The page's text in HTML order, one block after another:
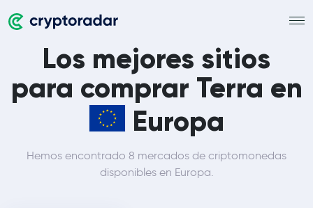
Los mejores sitios
para comprar Terra en
Europa
Hemos encontrado 8 mercados de criptomonedas
disponibles en Europa.